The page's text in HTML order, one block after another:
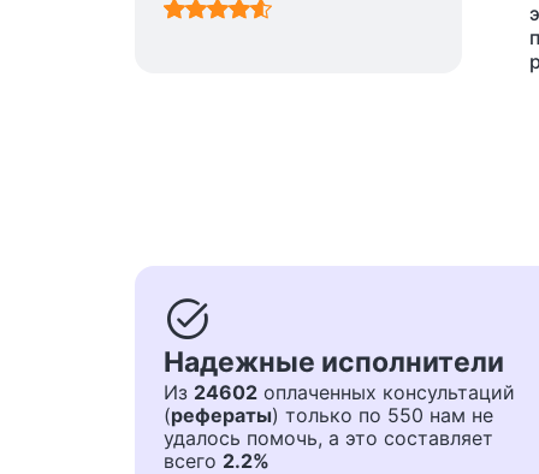
task_alt
Надежные исполнители
Из 24602 оплаченных консультаций
(рефераты) только по 550 нам не
удалось помочь, а это составляет
всего 2.2%